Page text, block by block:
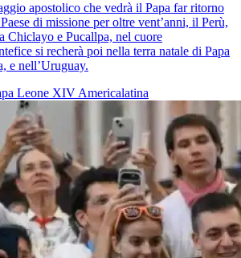
apostolico che vedrà il Papa far ritorno
di missione per oltre vent’anni, il Perù,
Chiclayo e Pucallpa, nel cuore
si recherà poi nella terra natale di Papa
e nell’Uruguay.
Leone XIVAmericalatina